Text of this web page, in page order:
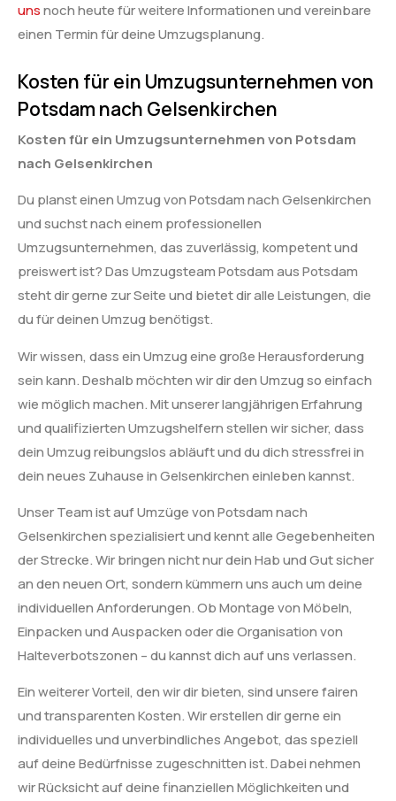
unsnoch heute für weitere Informationen und vereinbare
einen Termin für deine Umzugsplanung.
Kosten für ein Umzugsunternehmen von
Potsdam nach Gelsenkirchen
Kosten für ein Umzugsunternehmen von Potsdam
nach Gelsenkirchen
Du planst einen Umzug von Potsdam nach Gelsenkirchen
und suchst nach einem professionellen
Umzugsunternehmen, das zuverlässig, kompetent und
preiswert ist? Das Umzugsteam Potsdam aus Potsdam
steht dir gerne zur Seite und bietet dir alle Leistungen, die
du für deinen Umzug benötigst.
Wir wissen, dass ein Umzug eine große Herausforderung
sein kann. Deshalb möchten wir dir den Umzug so einfach
wie möglich machen. Mit unserer langjährigen Erfahrung
und qualifizierten Umzugshelfern stellen wir sicher, dass
dein Umzug reibungslos abläuft und du dich stressfrei in
dein neues Zuhause in Gelsenkirchen einleben kannst.
Unser Team ist auf Umzüge von Potsdam nach
Gelsenkirchen spezialisiert und kennt alle Gegebenheiten
der Strecke. Wir bringen nicht nur dein Hab und Gut sicher
an den neuen Ort, sondern kümmern uns auch um deine
individuellen Anforderungen. Ob Montage von Möbeln,
Einpacken und Auspacken oder die Organisation von
Halteverbotszonen – du kannst dich auf uns verlassen.
Ein weiterer Vorteil, den wir dir bieten, sind unsere fairen
und transparenten Kosten. Wir erstellen dir gerne ein
individuelles und unverbindliches Angebot, das speziell
auf deine Bedürfnisse zugeschnitten ist. Dabei nehmen
wir Rücksicht auf deine finanziellen Möglichkeiten und